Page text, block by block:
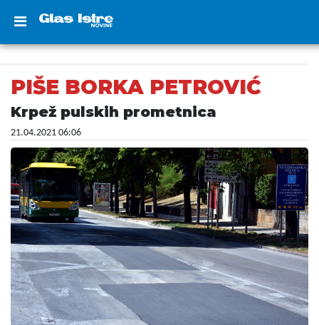
PIŠE BORKA PETROVIĆ
Krpež pulskih prometnica
21.04.2021 06:06